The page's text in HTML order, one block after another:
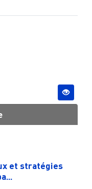
et stratégies